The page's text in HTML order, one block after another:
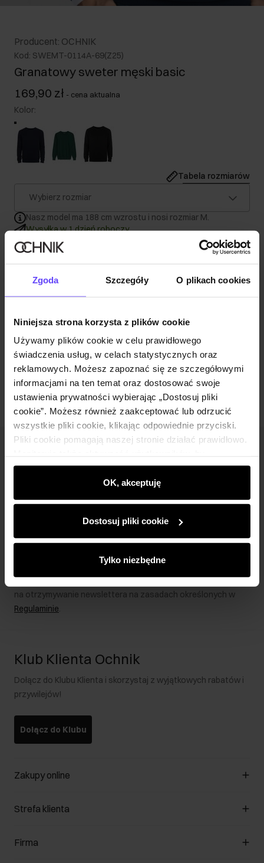
Zgoda Szczegóły O plikach cookies
Niniejsza strona korzysta z plików cookie
Używamy plików cookie w celu prawidłowego
świadczenia usług, w celach statystycznych oraz
reklamowych. Możesz zapoznać się ze szczegółowymi
informacjami na ten temat oraz dostosować swoje
ustawienia prywatności wybierając „Dostosuj pliki
cookie”. Możesz również zaakceptować lub odrzucić
wszystkie pliki cookie, klikając odpowiednie przyciski.
Pliki cookie pomagają naszej stronie działać prawidłowo.
wyświetlać im dopasowane do ich preferencji treści,
rekomendacje oraz komunikaty reklamowe informujące o
najnowszych promocjach w e-sklepie. Informacje o tym,
partnerom społecznościowym, reklamowym i
analitycznym. Partnerzy mogą połączyć te informacje z
podczas korzystania z ich usług.
OK, akceptuję
Dostosuj pliki cookie
Tylko niezbędne
Producent: OCHNIK
Kod: SWEMT-0114A-69(Z25)
Granatowy sweter męski basic
169,90 zł - cena aktualna
Kolor:
Tabela rozmiarów
Wybierz rozmiar
Nasz model ma 188 cm wzrostu i nosi rozmiar M.
Wysyłka w 1 dzień roboczy
Opis produktu
Szczegóły
Skład
Opinie
Wprowadzając i zatwierdzając swoje dane wyrażasz zgodę
na otrzymywanie newslettera na zasadach określonych w
Regulaminie.
Klub Klienta Ochnik
Dołącz do Klubu Klienta i skorzystaj z wyjątkowych rabatów i
przywilejów!
Dołącz do Klubu
Zakupy online
Zarządzaj cookies
Formy płatności
Strefa klienta
Klub Klienta
Firma